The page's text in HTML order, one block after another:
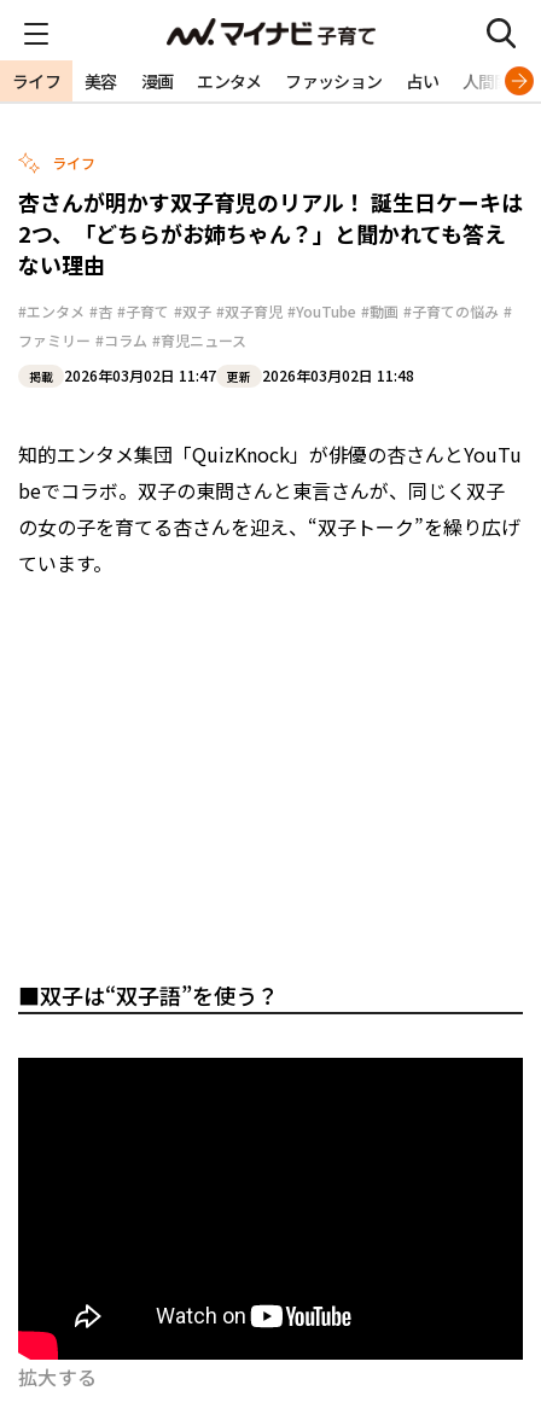
ライフ 美容 漫画 エンタメ ファッション 占い 人間関係
ライフ
杏さんが明かす双子育児のリアル！ 誕生日ケーキは
2つ、「どちらがお姉ちゃん？」と聞かれても答え
ない理由
#エンタメ #杏 #子育て #双子 #双子育児 #YouTube #動画 #子育ての悩み #
ファミリー #コラム #育児ニュース
掲載 2026年03月02日 11:47 更新 2026年03月02日 11:48
知的エンタメ集団「QuizKnock」が俳優の杏さんとYouTu
beでコラボ。双子の東問さんと東言さんが、同じく双子
の女の子を育てる杏さんを迎え、“双子トーク”を繰り広げ
ています。
■双子は“双子語”を使う？
拡大する